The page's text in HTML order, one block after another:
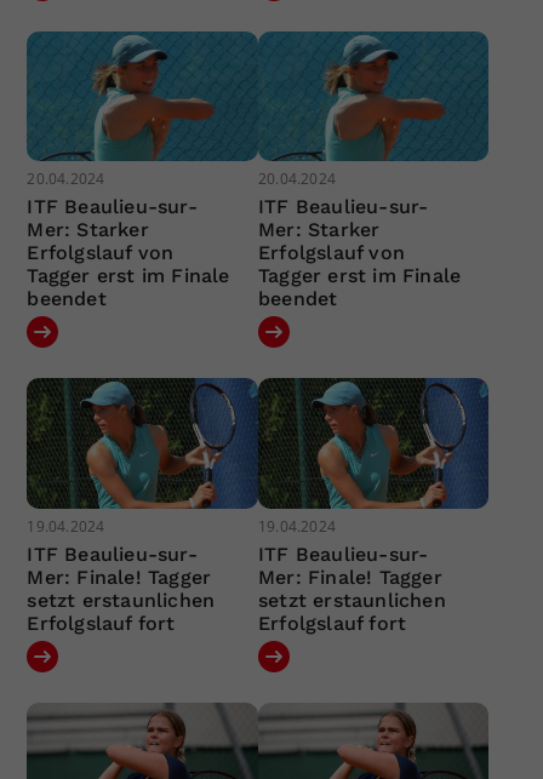
20.04.2024
ITF Beaulieu-sur-
Mer: Starker
Erfolgslauf von
Tagger erst im Finale
beendet
20.04.2024
ITF Beaulieu-sur-
Mer: Starker
Erfolgslauf von
Tagger erst im Finale
beendet
19.04.2024
ITF Beaulieu-sur-
Mer: Finale! Tagger
setzt erstaunlichen
Erfolgslauf fort
19.04.2024
ITF Beaulieu-sur-
Mer: Finale! Tagger
setzt erstaunlichen
Erfolgslauf fort